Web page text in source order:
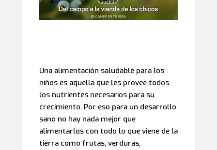
Una alimentación saludable para los
niños es aquella que les provee todos
los nutrientes necesarios para su
crecimiento. Por eso para un desarrollo
sano no hay nada mejor que
alimentarlos con todo lo que viene de la
tierra como frutas, verduras,